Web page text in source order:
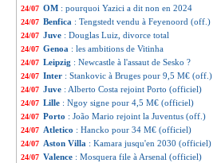
24/07 OM : pourquoi Yazici a dit non en 2024
24/07 Benfica : Tengstedt vendu à Feyenoord (off.)
24/07 Juve : Douglas Luiz, divorce total
24/07 Genoa : les ambitions de Vitinha
24/07 Leipzig : Newcastle à l'assaut de Sesko ?
24/07 Inter : Stankovic à Bruges pour 9,5 M€ (off.)
24/07 Juve : Alberto Costa rejoint Porto (officiel)
24/07 Lille : Ngoy signe pour 4,5 M€ (officiel)
24/07 Porto : João Mario rejoint la Juventus (off.)
24/07 Atletico : Hancko pour 34 M€ (officiel)
24/07 Aston Villa : Kamara jusqu'en 2030 (officiel)
24/07 Valence : Mosquera file à Arsenal (officiel)